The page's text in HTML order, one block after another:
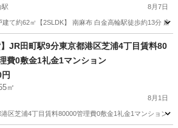
駅 8月7日
建て約62㎡【2SLDK】 南麻布 白金高輪駅徒歩約13分
マンション 徒歩
】JR田町駅9分東京都港区芝浦4丁目賃料80
費0敷金1礼金1マンション
㎡
8月1日
港区芝浦4丁目賃料80000管理費0敷金1礼金1マンション